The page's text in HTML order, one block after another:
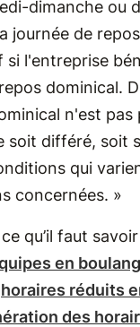
dimanche ou
journée de
si l'entreprise
dominical.
n'est pas
soit différé, soit
qui
concernées. »
qu’il faut
en
horaires réduits
des